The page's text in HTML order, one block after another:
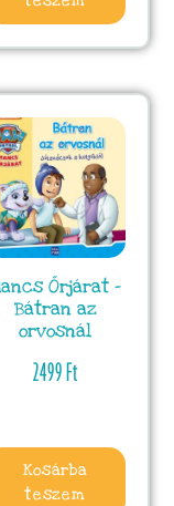
Őrjárat –
Bátran az
orvosnál
2499Ft
Kosárba
teszem